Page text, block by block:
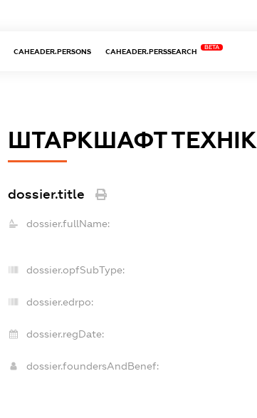
CAHEADER.PERSONS CAHEADER.PERSSEARCH
BETA
ШТАРКШАФТ ТЕХНІК
dossier.title
dossier.fullName:
dossier.opfSubType:
dossier.edrpo:
dossier.regDate:
dossier.foundersAndBenef: